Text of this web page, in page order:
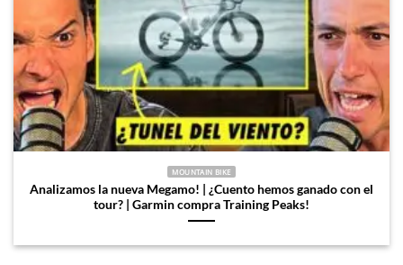
MOUNTAIN BIKE
Analizamos la nueva Megamo! | ¿Cuento hemos ganado con el
tour? | Garmin compra Training Peaks!